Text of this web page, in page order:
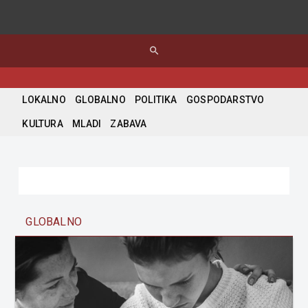
search
LOKALNO GLOBALNO POLITIKA GOSPODARSTVO
KULTURA MLADI ZABAVA
GLOBALNO